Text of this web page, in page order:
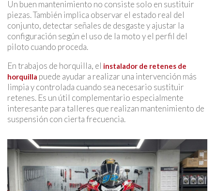
Un buen mantenimiento no consiste solo en sustituir
piezas. También implica observar el estado real del
conjunto, detectar señales de desgaste y ajustar la
configuración según el uso de la moto y el perfil del
piloto cuando proceda.
En trabajos de horquilla, el instalador de retenes de
horquilla puede ayudar a realizar una intervención más
limpia y controlada cuando sea necesario sustituir
retenes. Es un útil complementario especialmente
interesante para talleres que realizan mantenimiento de
suspensión con cierta frecuencia.